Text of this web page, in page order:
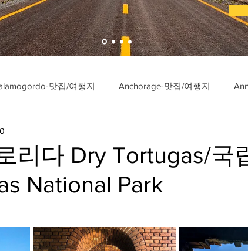
맛집/여행지 Anchorage-맛집/여행지
집/여행지
집/여행지 Bar Harbor-맛집/여행지
맛집/여행지 Bloomington-맛집/여행지 Boone-맛집/
리다 Dry Tortugas/국
National Park